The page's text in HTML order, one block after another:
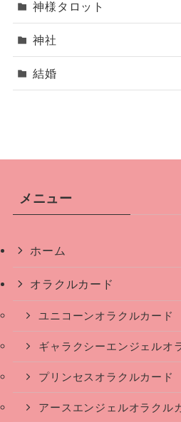
神様タロット
神社
結婚
メニュー
ホーム
オラクルカード
ユニコーンオラクルカード
ギャラクシーエンジェルオ
プリンセスオラクルカード
アースエンジェルオラクル